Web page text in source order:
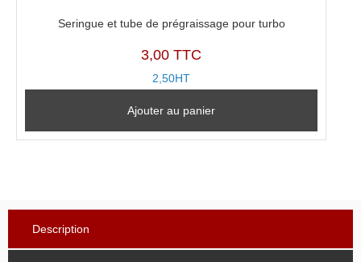
Seringue et tube de prégraissage pour turbo
3,00 TTC
2,50HT
Ajouter au panier
Description